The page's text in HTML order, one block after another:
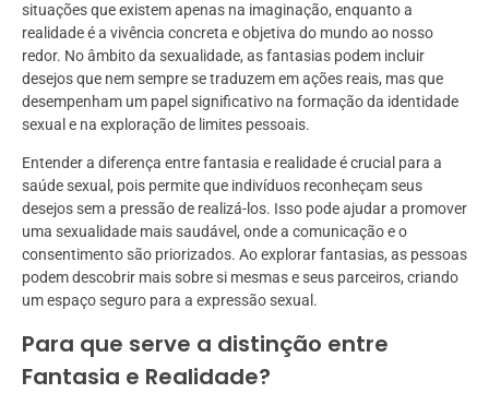
situações que existem apenas na imaginação, enquanto a
realidade é a vivência concreta e objetiva do mundo ao nosso
redor. No âmbito da sexualidade, as fantasias podem incluir
desejos que nem sempre se traduzem em ações reais, mas que
desempenham um papel significativo na formação da identidade
sexual e na exploração de limites pessoais.
Entender a diferença entre fantasia e realidade é crucial para a
saúde sexual, pois permite que indivíduos reconheçam seus
desejos sem a pressão de realizá-los. Isso pode ajudar a promover
uma sexualidade mais saudável, onde a comunicação e o
consentimento são priorizados. Ao explorar fantasias, as pessoas
podem descobrir mais sobre si mesmas e seus parceiros, criando
um espaço seguro para a expressão sexual.
Para que serve a distinção entre
Fantasia e Realidade?